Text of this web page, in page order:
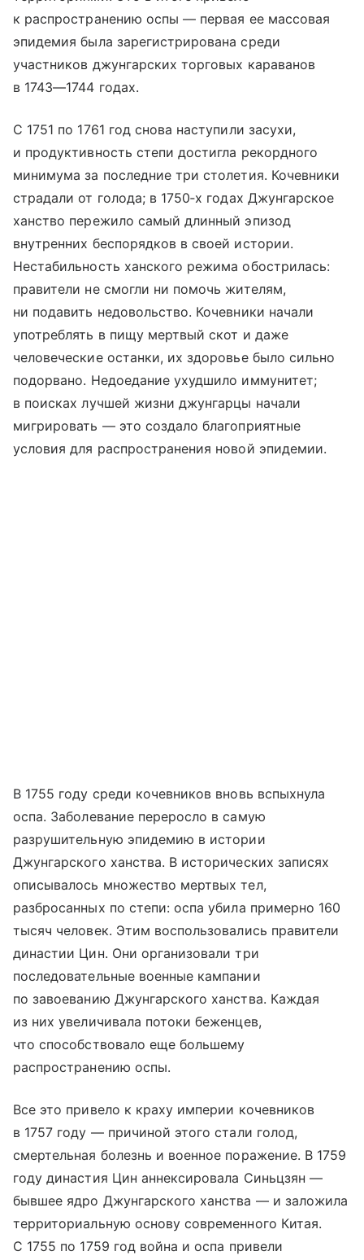
к распространению оспы — первая ее массовая
эпидемия была зарегистрирована среди
участников джунгарских торговых караванов
в 1743—1744 годах.
С 1751 по 1761 год снова наступили засухи,
и продуктивность степи достигла рекордного
минимума за последние три столетия. Кочевники
страдали от голода; в 1750‑х годах Джунгарское
ханство пережило самый длинный эпизод
внутренних беспорядков в своей истории.
Нестабильность ханского режима обострилась:
правители не смогли ни помочь жителям,
ни подавить недовольство. Кочевники начали
употреблять в пищу мертвый скот и даже
человеческие останки, их здоровье было сильно
подорвано. Недоедание ухудшило иммунитет;
в поисках лучшей жизни джунгарцы начали
мигрировать — это создало благоприятные
условия для распространения новой эпидемии.
В 1755 году среди кочевников вновь вспыхнула
оспа. Заболевание переросло в самую
разрушительную эпидемию в истории
Джунгарского ханства. В исторических записях
описывалось множество мертвых тел,
разбросанных по степи: оспа убила примерно 160
тысяч человек. Этим воспользовались правители
династии Цин. Они организовали три
последовательные военные кампании
по завоеванию Джунгарского ханства. Каждая
из них увеличивала потоки беженцев,
что способствовало еще большему
распространению оспы.
Все это привело к краху империи кочевников
в 1757 году — причиной этого стали голод,
смертельная болезнь и военное поражение. В 1759
году династия Цин аннексировала Синьцзян —
бывшее ядро Джунгарского ханства — и заложила
территориальную основу современного Китая.
С 1755 по 1759 год война и оспа привели